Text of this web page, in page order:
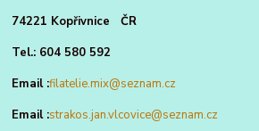
74221 Kopřivnice ČR
Tel.: 604 580 592
Email :filatelie.mix@seznam.cz
Email :strakos.jan.vlcovice@seznam.cz